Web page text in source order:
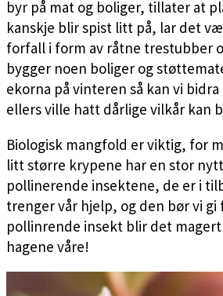
byr på mat og boliger, tillater at
kanskje blir spist litt på, lar det
forfall i form av råtne trestubber
bygger noen boliger og
ekorna på vinteren så kan vi
ellers ville hatt dårlige vilkår kan
Biologisk mangfold er viktig, for
litt større krypene har en stor
pollinerende insektene, de er i
trenger vår hjelp, og den bør vi gi
pollinrende insekt blir det
hagene våre!